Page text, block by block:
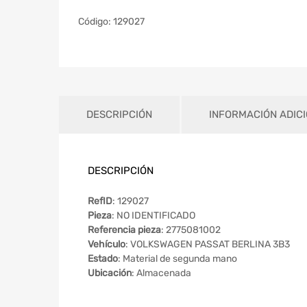
Código: 129027
DESCRIPCIÓN INFORMACIÓN
DESCRIPCIÓN
RefID: 129027
Pieza: NO IDENTIFICADO
Referencia pieza: 2775081002
Vehículo: VOLKSWAGEN PASSAT BERLINA 3B3
Estado: Material de segunda mano
Ubicación: Almacenada